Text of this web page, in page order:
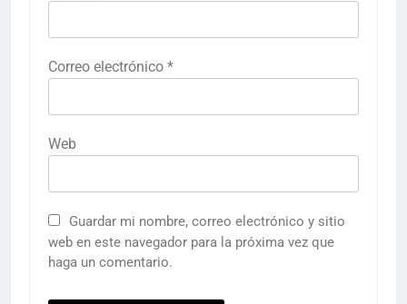
Correo electrónico *
Web
Guardar mi nombre, correo electrónico y sitio
web en este navegador para la próxima vez que
haga un comentario.